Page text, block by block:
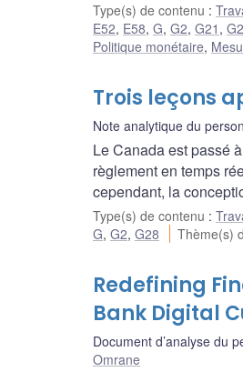
Type(s) de contenu :
E52, E58, G, G2, G21 ,
Politique monétaire,
Trois leçons
Note analytique du
Le Canada est passé
règlement en temps
cependant, la
Type(s) de contenu :
G, G2, G28 Thème(s)
Redefining
Bank Digital
Document d’analyse du
Omrane